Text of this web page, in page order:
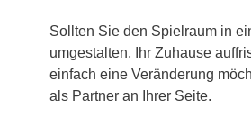
Sollten Sie den Spielraum in
umgestalten, Ihr Zuhause
einfach eine Veränderung
als Partner an Ihrer Seite.